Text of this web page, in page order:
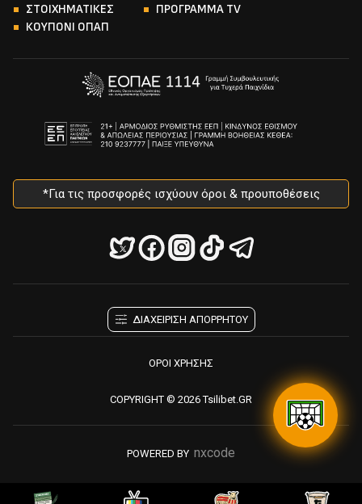
ΣΤΟΙΧΗΜΑΤΙΚΕΣ
ΠΡΟΓΡΑΜΜΑ TV
ΚΟΥΠΟΝΙ ΟΠΑΠ
*Για τις προσφορές ισχύουν όροι & προυποθέσεις
ΔΙΑΧΕΙΡΙΣΗ ΑΠΟΡΡΗΤΟΥ
ΟΡΟΙ ΧΡΗΣΗΣ
POWERED BY nxcode
COPYRIGHT © 2026 Tsilibet.GR